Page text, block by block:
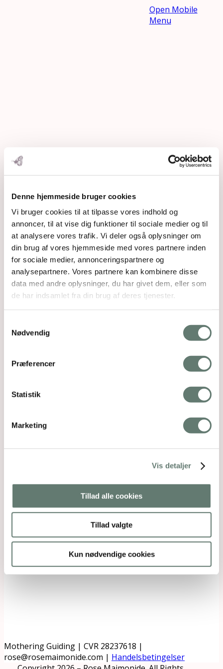
Denne hjemmeside bruger cookies
Vi bruger cookies til at tilpasse vores indhold og
annoncer, til at vise dig funktioner til sociale medier og til
at analysere vores trafik. Vi deler også oplysninger om
din brug af vores hjemmeside med vores partnere inden
for sociale medier, annonceringspartnere og
analysepartnere. Vores partnere kan kombinere disse
data med andre oplysninger, du har givet dem, eller som
de har indsamlet fra din brug af deres tjenester.
Nødvendig
Præferencer
Statistik
Marketing
Vis detaljer
Tillad alle cookies
Tillad valgte
Kun nødvendige cookies
Open Mobile
Menu
Indhold BAGT
full (284x708)|medium (120x300)
thumbnail (150x150)
Mothering Guiding | CVR 28237618 |
rose@rosemaimonide.com | Handelsbetingelser